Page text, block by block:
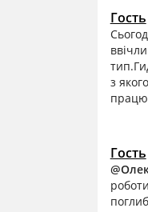
Гость
з
працю
Гость